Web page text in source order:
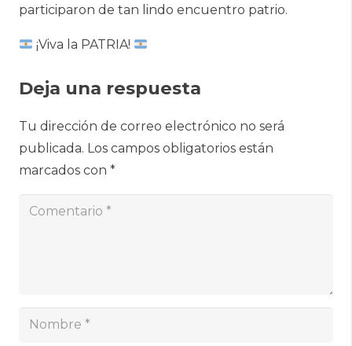
participaron de tan lindo encuentro patrio.
¡Viva la PATRIA!
Deja una respuesta
Tu dirección de correo electrónico no será
publicada. Los campos obligatorios están
marcados con *